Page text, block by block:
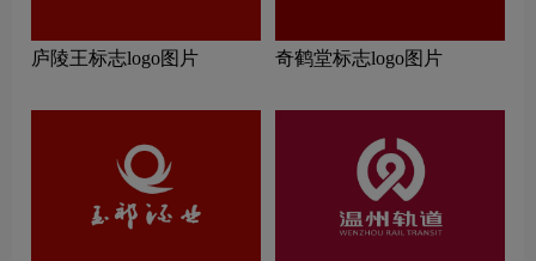
庐陵王标志logo图片 奇鹤堂标志logo图片